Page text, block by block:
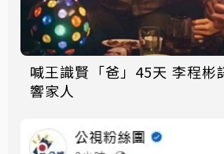
喊王識賢「爸」45天 李程彬
響家人